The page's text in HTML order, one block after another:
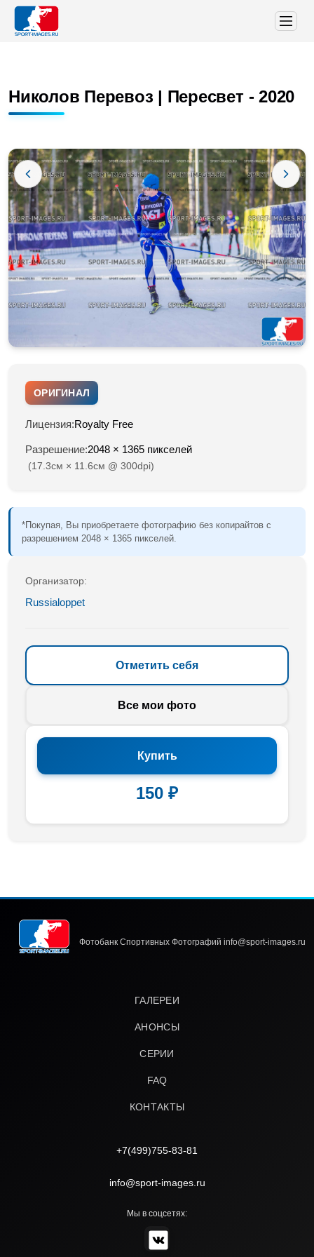
Николов Перевоз | Пересвет - 2020
ОРИГИНАЛ
Лицензия:Royalty Free
Разрешение:2048 × 1365 пикселей
(17.3см × 11.6см @ 300dpi)
*Покупая, Вы приобретаете фотографию без копирайтов с
разрешением 2048 × 1365 пикселей.
Организатор:
Russialoppet
Отметить себя
Все мои фото
Купить
150 ₽
Фотобанк Спортивных Фотографий info@sport-images.ru
ГАЛЕРЕИ
АНОНСЫ
СЕРИИ
FAQ
КОНТАКТЫ
+7(499)755-83-81
info@sport-images.ru
Мы в соцсетях: